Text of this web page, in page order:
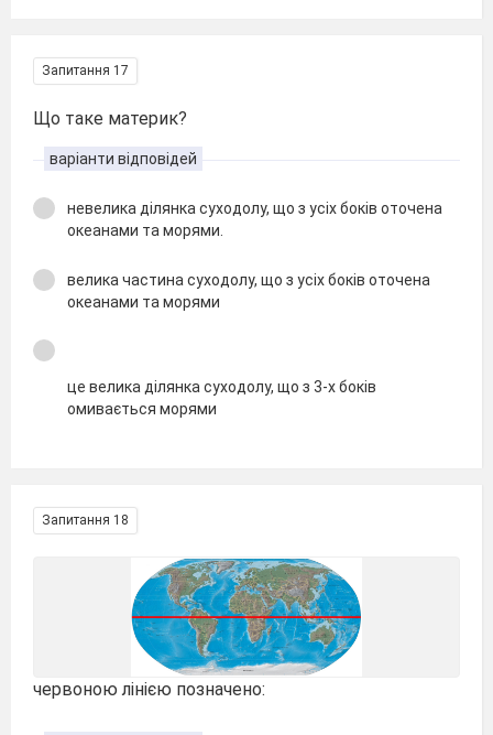
Запитання 17
Що таке материк?
варіанти відповідей
невелика ділянка суходолу, що з усіх боків оточена
океанами та морями.
велика частина суходолу, що з усіх боків оточена
океанами та морями
це велика ділянка суходолу, що з 3-х боків
омивається морями
Запитання 18
червоною лінією позначено: